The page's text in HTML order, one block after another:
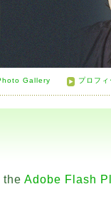
Gallery プロフ
the Adobe Flash